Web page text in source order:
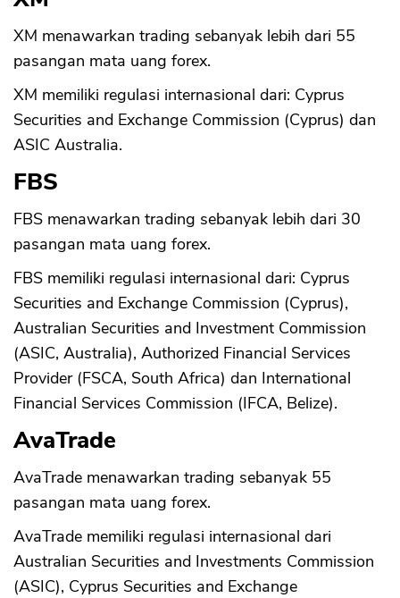
XM menawarkan trading sebanyak lebih dari 55
pasangan mata uang forex.
XM memiliki regulasi internasional dari: Cyprus
Securities and Exchange Commission (Cyprus) dan
ASIC Australia.
FBS
FBS menawarkan trading sebanyak lebih dari 30
pasangan mata uang forex.
FBS memiliki regulasi internasional dari: Cyprus
Securities and Exchange Commission (Cyprus),
Australian Securities and Investment Commission
(ASIC, Australia), Authorized Financial Services
Provider (FSCA, South Africa) dan International
Financial Services Commission (IFCA, Belize).
AvaTrade
AvaTrade menawarkan trading sebanyak 55
pasangan mata uang forex.
AvaTrade memiliki regulasi internasional dari
Australian Securities and Investments Commission
(ASIC), Cyprus Securities and Exchange
OK
CANCEL